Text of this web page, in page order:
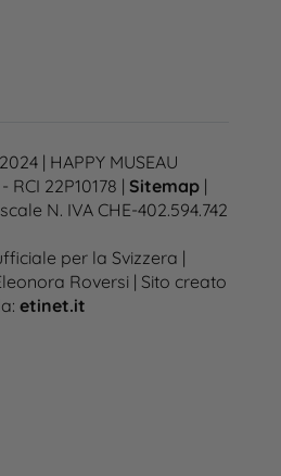
| HAPPY MUSEAU
RCI 22P10178 | Sitemap|
N. IVA CHE-402.594.742
per la Svizzera |
Roversi | Sito creato
etinet.it